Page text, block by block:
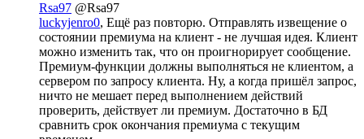
Rsa97 @Rsa97
luckyjenro0, Ещё раз повторю. Отправлять извещение о
состоянии премиума на клиент - не лучшая идея. Клиент
можно изменить так, что он проигнорирует сообщение.
Премиум-функции должны выполняться не клиентом, а
сервером по запросу клиента. Ну, а когда пришёл запрос,
ничто не мешает перед выполнением действий
проверить, действует ли премиум. Достаточно в БД
сравнить срок окончания премиума с текущим